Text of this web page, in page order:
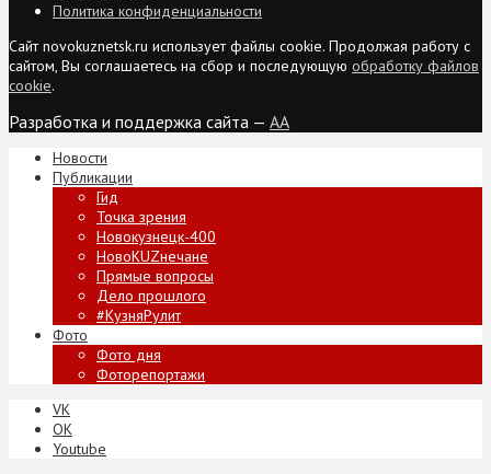
Политика конфиденциальности
Сайт novokuznetsk.ru использует файлы cookie. Продолжая работу с
сайтом, Вы соглашаетесь на сбор и последующую обработку файлов
cookie.
Разработка и поддержка сайта — AA
Новости
Публикации
Гид
Точка зрения
Новокузнецк-400
НовоKUZнечане
Прямые вопросы
Дело прошлого
#КузняРулит
Фото
Фото дня
Фоторепортажи
VK
ОК
Youtube